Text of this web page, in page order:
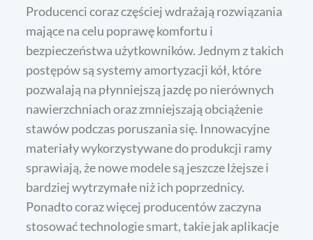
Producenci coraz częściej wdrażają rozwiązania
mające na celu poprawę komfortu i
bezpieczeństwa użytkowników. Jednym z takich
postępów są systemy amortyzacji kół, które
pozwalają na płynniejszą jazdę po nierównych
nawierzchniach oraz zmniejszają obciążenie
stawów podczas poruszania się. Innowacyjne
materiały wykorzystywane do produkcji ramy
sprawiają, że nowe modele są jeszcze lżejsze i
bardziej wytrzymałe niż ich poprzednicy.
Ponadto coraz więcej producentów zaczyna
stosować technologie smart, takie jak aplikacje